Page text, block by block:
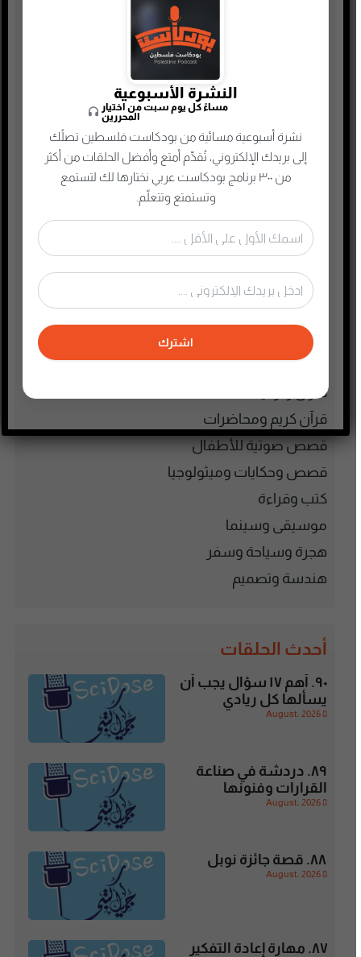
سياسة واقتصاد
سيرة ذاتية
صناعة المحتوى
علوم وصحة
غير مصنف
فكر وفلسفة
فنون وترفيه
قرآن كريم ومحاضرات
قصص صوتية للأطفال
قصص وحكايات وميثولوجيا
كتب وقراءة
موسيقى وسينما
هجرة وسياحة وسفر
هندسة وتصميم
أحدث الحلقات
٩٠. أهم ١٧ سؤال يجب أن
يسألها كل ريادي
8 August، 2026
٨٩. دردشة في صناعة
القرارات وفنونها
8 August، 2026
٨٨. قصة جائزة نوبل
8 August، 2026
٨٧. مهارة إعادة التفكير
النشرة الأسبوعية
مساءً كل يوم سبت من اختيار
المحررين
نشرة أسبوعية مسائية من بودكاست فلسطين تصلُك
إلى بريدك الإلكتروني، تُقدِّم أمتع وأفضل الحلقات من أكثر
من ٣٠٠ برنامج بودكاست عربي نختارها لك لتستمع
وتستمتع وتتعلّم.
اشترك